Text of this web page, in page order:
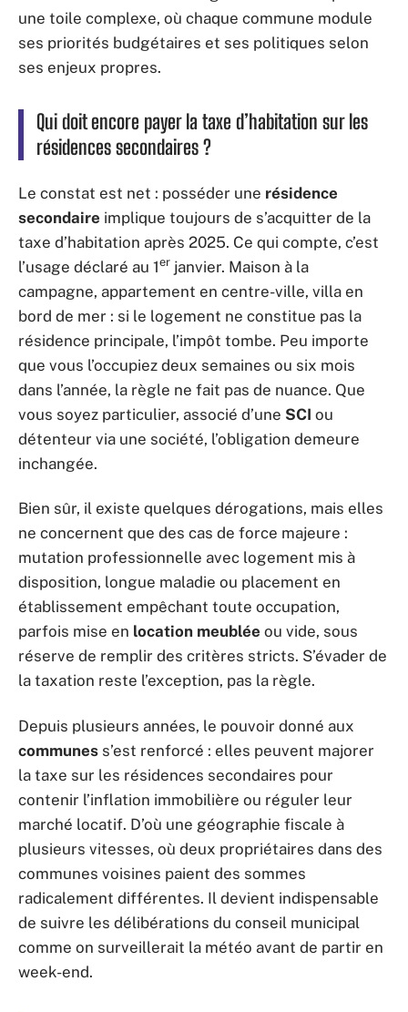
une toile complexe, où chaque commune module
ses priorités budgétaires et ses politiques selon
ses enjeux propres.
Qui doit encore payer la taxe d’habitation sur les
résidences secondaires ?
Le constat est net : posséder une résidence
secondaire implique toujours de s’acquitter de la
taxe d’habitation après 2025. Ce qui compte, c’est
l’usage déclaré au 1er janvier. Maison à la
campagne, appartement en centre-ville, villa en
bord de mer : si le logement ne constitue pas la
résidence principale, l’impôt tombe. Peu importe
que vous l’occupiez deux semaines ou six mois
dans l’année, la règle ne fait pas de nuance. Que
vous soyez particulier, associé d’une SCI ou
détenteur via une société, l’obligation demeure
inchangée.
Bien sûr, il existe quelques dérogations, mais elles
ne concernent que des cas de force majeure :
mutation professionnelle avec logement mis à
disposition, longue maladie ou placement en
établissement empêchant toute occupation,
parfois mise en location meublée ou vide, sous
réserve de remplir des critères stricts. S’évader de
la taxation reste l’exception, pas la règle.
Depuis plusieurs années, le pouvoir donné aux
communes s’est renforcé : elles peuvent majorer
la taxe sur les résidences secondaires pour
contenir l’inflation immobilière ou réguler leur
marché locatif. D’où une géographie fiscale à
plusieurs vitesses, où deux propriétaires dans des
communes voisines paient des sommes
radicalement différentes. Il devient indispensable
de suivre les délibérations du conseil municipal
comme on surveillerait la météo avant de partir en
week-end.